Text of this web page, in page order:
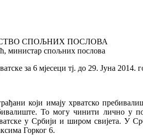
СПОЉНИХ ПОСЛОВА
министар спољних послова
за 6 мјесеци тј. до 29. Јуна 2014.
који имају хрватско
То могу чинити лично у
у Србији и широм свијета. У
Горког 6.